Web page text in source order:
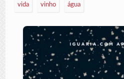
vida vinho água